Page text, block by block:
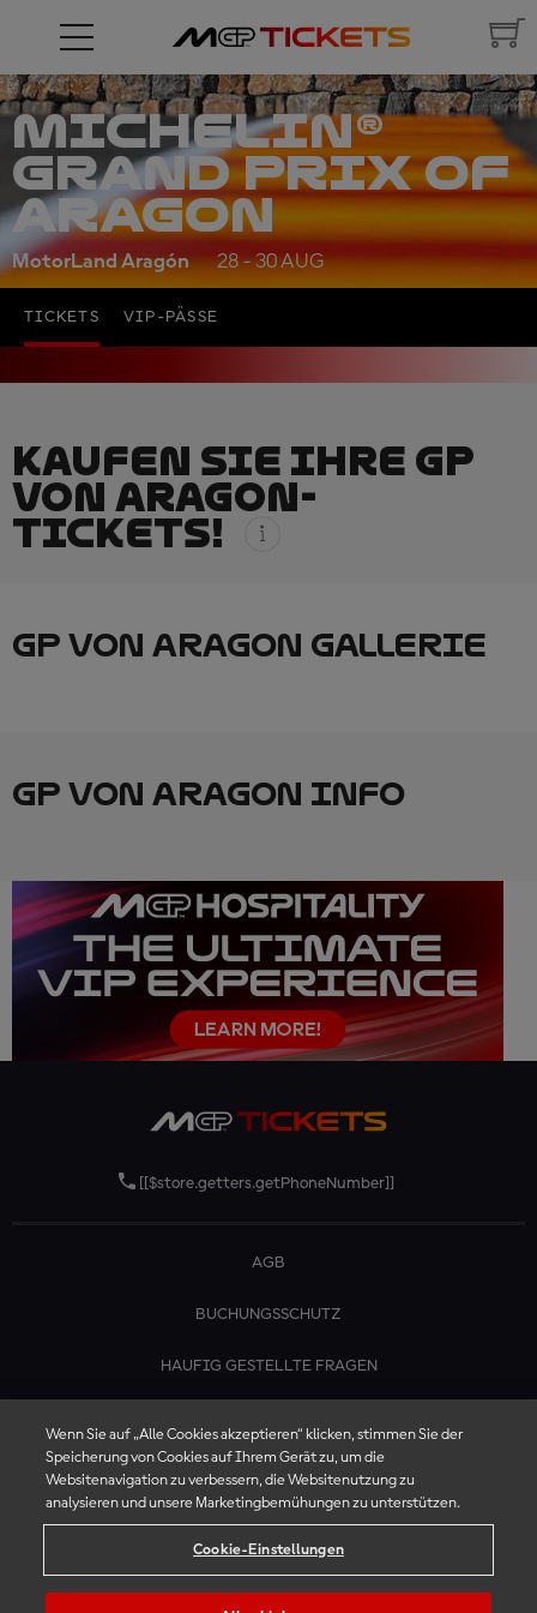
MICHELIN®
GRAND PRIX OF
ARAGON
MotorLand Aragón 28 - 30 AUG
TICKETS VIP-PÄSSE
KAUFEN SIE IHRE GP
VON ARAGON-
TICKETS!
GP VON ARAGON GALLERIE
GP VON ARAGON INFO
[[$store.getters.getPhoneNumber]]
AGB
BUCHUNGSSCHUTZ
HAUFIG GESTELLTE FRAGEN
Wenn Sie auf „Alle Cookies akzeptieren“ klicken, stimmen Sie der
Speicherung von Cookies auf Ihrem Gerät zu, um die
Websitenavigation zu verbessern, die Websitenutzung zu
analysieren und unsere Marketingbemühungen zu unterstützen.
Cookie-Einstellungen